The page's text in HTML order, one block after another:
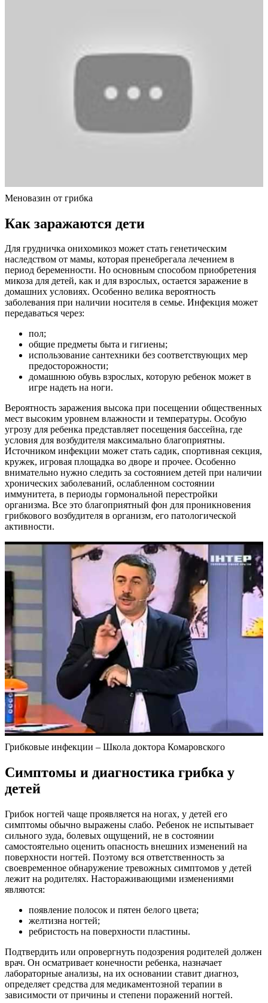
Меновазин от грибка
Как заражаются дети
Для грудничка онихомикоз может стать генетическим
наследством от мамы, которая пренебрегала лечением в
период беременности. Но основным способом приобретения
микоза для детей, как и для взрослых, остается заражение в
домашних условиях. Особенно велика вероятность
заболевания при наличии носителя в семье. Инфекция может
передаваться через:
пол;
общие предметы быта и гигиены;
использование сантехники без соответствующих мер
предосторожности;
домашнюю обувь взрослых, которую ребенок может в
игре надеть на ноги.
Вероятность заражения высока при посещении общественных
мест высоким уровнем влажности и температуры. Особую
угрозу для ребенка представляет посещения бассейна, где
условия для возбудителя максимально благоприятны.
Источником инфекции может стать садик, спортивная секция,
кружек, игровая площадка во дворе и прочее. Особенно
внимательно нужно следить за состоянием детей при наличии
хронических заболеваний, ослабленном состоянии
иммунитета, в периоды гормональной перестройки
организма. Все это благоприятный фон для проникновения
грибкового возбудителя в организм, его патологической
активности.
Грибковые инфекции – Школа доктора Комаровского
Симптомы и диагностика грибка у
детей
Грибок ногтей чаще проявляется на ногах, у детей его
симптомы обычно выражены слабо. Ребенок не испытывает
сильного зуда, болевых ощущений, не в состоянии
самостоятельно оценить опасность внешних изменений на
поверхности ногтей. Поэтому вся ответственность за
своевременное обнаружение тревожных симптомов у детей
лежит на родителях. Настораживающими изменениями
являются:
появление полосок и пятен белого цвета;
желтизна ногтей;
ребристость на поверхности пластины.
Подтвердить или опровергнуть подозрения родителей должен
врач. Он осматривает конечности ребенка, назначает
лабораторные анализы, на их основании ставит диагноз,
определяет средства для медикаментозной терапии в
зависимости от причины и степени поражений ногтей.